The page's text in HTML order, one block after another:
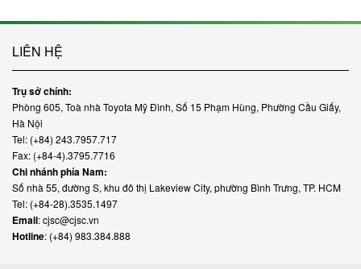
LIÊN HỆ
Trụ sở chính:
Phòng 605, Toà nhà Toyota Mỹ Đình, Số 15 Phạm Hùng, Phường Cầu Giấy,
Hà Nội
Tel: (+84) 243.7957.717
Fax: (+84-4).3795.7716
Chi nhánh phía Nam:
Số nhà 55, đường S, khu đô thị Lakeview City, phường Bình Trưng, TP. HCM
Tel: (+84-28).3535.1497
Email: cjsc@cjsc.vn
Hotline: (+84) 983.384.888